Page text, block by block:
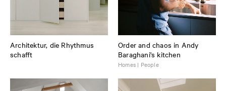
Architektur, die Rhythmus
schafft
Order and chaos in Andy
Baraghani's kitchen
Homes | People